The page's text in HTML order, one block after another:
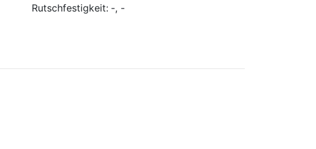
Rutschfestigkeit: -, -